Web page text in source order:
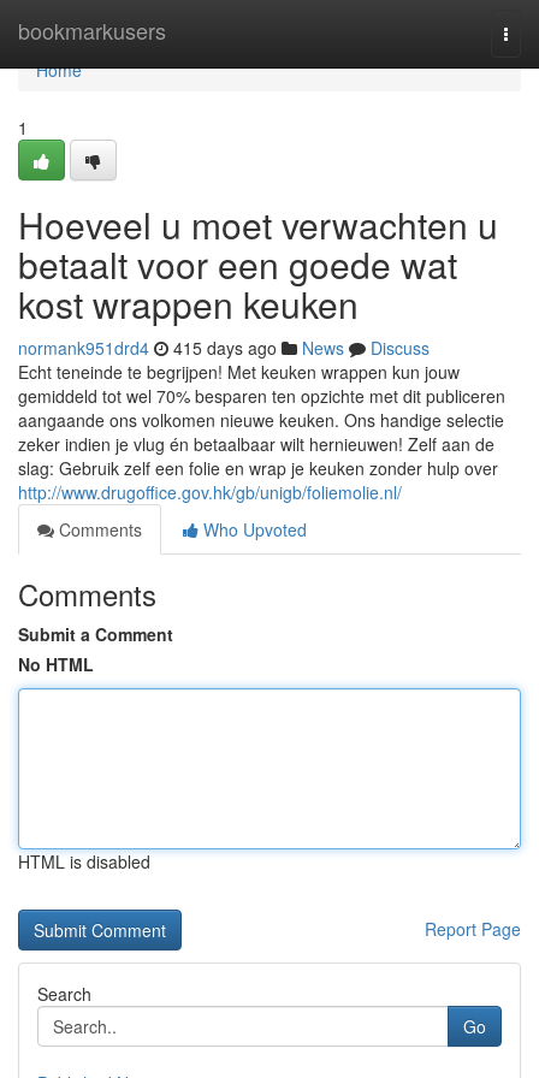
bookmarkusers
Home
Home
1
Hoeveel u moet verwachten u
betaalt voor een goede wat
kost wrappen keuken
normank951drd4 415 days ago News
Discuss
Echt teneinde te begrijpen! Met keuken wrappen kun jouw
gemiddeld tot wel 70% besparen ten opzichte met dit publiceren
aangaande ons volkomen nieuwe keuken. Ons handige selectie
zeker indien je vlug én betaalbaar wilt hernieuwen! Zelf aan de
slag: Gebruik zelf een folie en wrap je keuken zonder hulp over
http://www.drugoffice.gov.hk/gb/unigb/foliemolie.nl/
Comments
Who Upvoted
Comments
Submit a Comment
No HTML
HTML is disabled
Report Page
Search
Go